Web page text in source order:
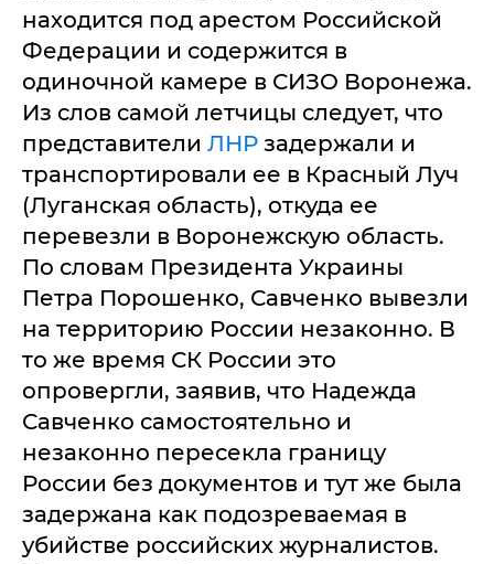
находится под арестом Российской
Федерации и содержится в
одиночной камере в СИЗО Воронежа.
Из слов самой летчицы следует, что
представители ЛНР задержали и
транспортировали ее в Красный Луч
(Луганская область), откуда ее
перевезли в Воронежскую область.
По словам Президента Украины
Петра Порошенко, Савченко вывезли
на территорию России незаконно. В
то же время СК России это
опровергли, заявив, что Надежда
Савченко самостоятельно и
незаконно пересекла границу
России без документов и тут же была
задержана как подозреваемая в
убийстве российских журналистов.